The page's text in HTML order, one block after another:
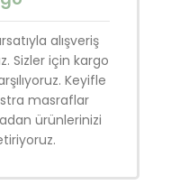
alışveriş
Sizler için kargo
Keyifle
masraflar
ürünlerinizi